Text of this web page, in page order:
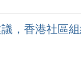
，香港社區